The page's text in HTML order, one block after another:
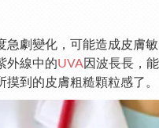
劇變化，可能造成皮膚
外線中的UVA因波長長，
到的皮膚粗糙顆粒感了。